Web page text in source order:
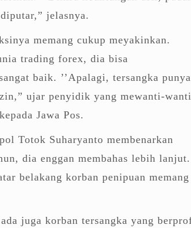
jelasnya.
memang cukup meyakinkan.
trading forex, dia bisa
baik. ’’Apalagi, tersangka punya
ujar penyidik yang mewanti-wanti
Jawa Pos.
Totok Suharyanto membenarkan
dia enggan membahas lebih lanjut.
belakang korban penipuan memang
juga korban tersangka yang